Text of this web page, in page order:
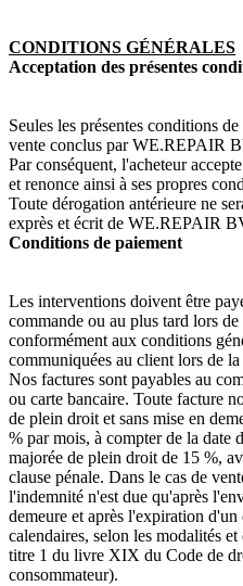
CONDITIONS GÉNÉRALES
Acceptation des présentes
Seules les présentes conditions
vente conclus par WE.REPAIR
Par conséquent, l'acheteur
et renonce ainsi à ses propres
Toute dérogation antérieure ne
exprès et écrit de WE.REPAIR
Conditions de paiement
Les interventions doivent être
commande ou au plus tard lors
conformément aux conditions
communiquées au client lors de
Nos factures sont payables au
ou carte bancaire. Toute facture
de plein droit et sans mise en
% par mois, à compter de la date
majorée de plein droit de 15 %,
clause pénale. Dans le cas de
l'indemnité n'est due qu'après
demeure et après l'expiration
calendaires, selon les modalités
titre 1 du livre XIX du Code de
consommateur).